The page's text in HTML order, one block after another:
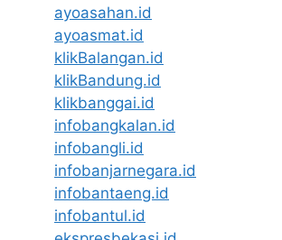
ayoasahan.id
ayoasmat.id
klikBalangan.id
klikBandung.id
klikbanggai.id
infobangkalan.id
infobangli.id
infobanjarnegara.id
infobantaeng.id
infobantul.id